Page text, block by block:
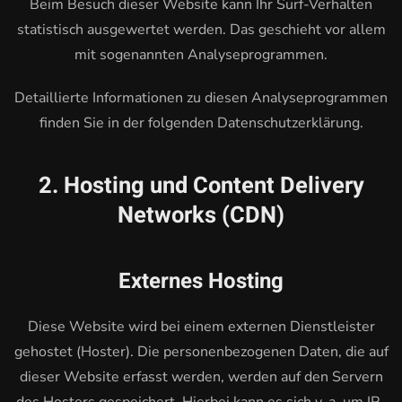
Beim Besuch dieser Website kann Ihr Surf-Verhalten
statistisch ausgewertet werden. Das geschieht vor allem
mit sogenannten Analyseprogrammen.
Detaillierte Informationen zu diesen Analyseprogrammen
finden Sie in der folgenden Datenschutzerklärung.
2. Hosting und Content Delivery
Networks (CDN)
Externes Hosting
Diese Website wird bei einem externen Dienstleister
gehostet (Hoster). Die personenbezogenen Daten, die auf
dieser Website erfasst werden, werden auf den Servern